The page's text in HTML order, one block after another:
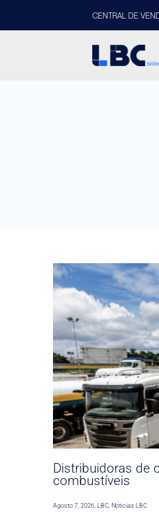
CENTRAL DE
Distribuidoras de
combustíveis
Agosto 7, 2026,LBC,Noticias LBC